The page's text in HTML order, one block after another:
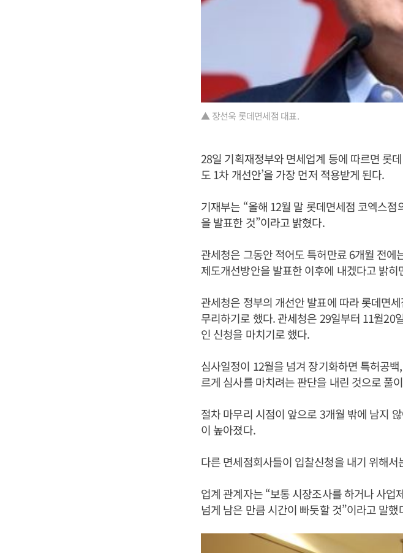
▲ 장선욱 롯데면세점 대표.
28일 기획재정부와 면세업계 등에 따르면 롯
도 1차 개선안’을 가장 먼저 적용받게 된다.
기재부는 “올해 12월 말 롯데면세점 코엑스
을 발표한 것”이라고 밝혔다.
관세청은 그동안 적어도 특허만료 6개월 전
제도개선방안을 발표한 이후에 내겠다고 밝
관세청은 정부의 개선안 발표에 따라 롯데면
무리하기로 했다. 관세청은 29일부터 11월20
인 신청을 마치기로 했다.
심사일정이 12월을 넘겨 장기화하면 특허공
르게 심사를 마치려는 판단을 내린 것으로 풀
절차 마무리 시점이 앞으로 3개월 밖에 남지
이 높아졌다.
다른 면세점회사들이 입찰신청을 내기 위해
업계 관계자는 “보통 시장조사를 하거나 사
넘게 남은 만큼 시간이 빠듯할 것”이라고 말했